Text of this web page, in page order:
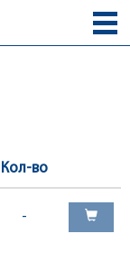
Кол-во
-